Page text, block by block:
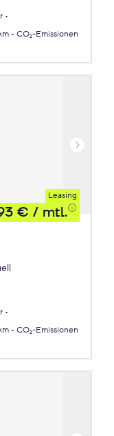
CO₂-Emissionen
Leasing
€ / mtl.
CO₂-Emissionen